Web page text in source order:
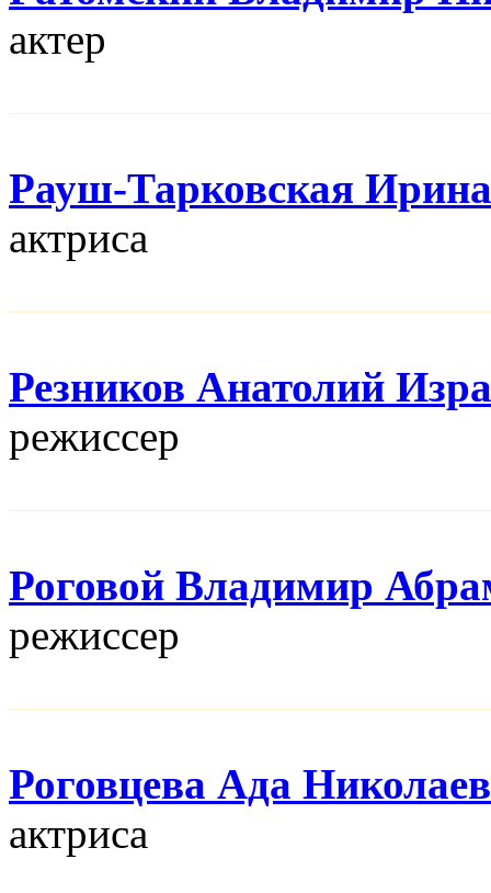
актер
Рауш-Тарковская Ирина
актриса
Резников Анатолий
режисcер
Роговой Владимир
режисcер
Роговцева Ада
актриса